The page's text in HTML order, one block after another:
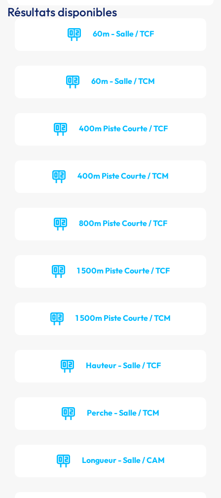
Résultats disponibles
60m - Salle / TCF
60m - Salle / TCM
400m Piste Courte / TCF
400m Piste Courte / TCM
800m Piste Courte / TCF
1 500m Piste Courte / TCF
1 500m Piste Courte / TCM
Hauteur - Salle / TCF
Perche - Salle / TCM
Longueur - Salle / CAM